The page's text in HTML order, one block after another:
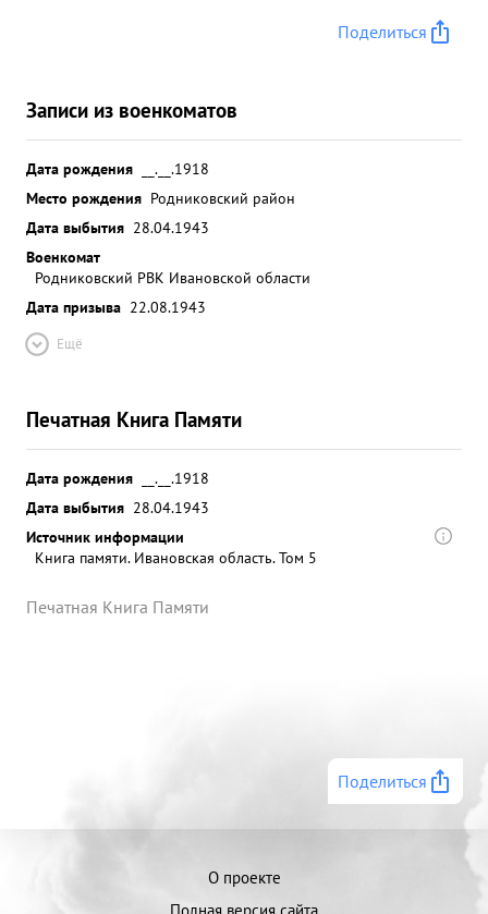
Поделиться
Записи из военкоматов
Дата рождения
__.__.1918
Место рождения Родниковский район
Дата выбытия 28.04.1943
Военкомат
Родниковский РВК Ивановской области
Дата призыва 22.08.1943
Ещё
Печатная Книга Памяти
Дата рождения
__.__.1918
Дата выбытия 28.04.1943
Источник информации
Книга памяти. Ивановская область. Том 5
Печатная Книга Памяти
Поделиться
О проекте